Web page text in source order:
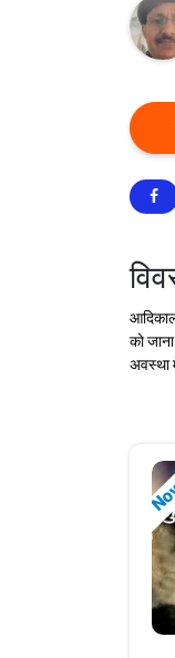
को
अवस्था